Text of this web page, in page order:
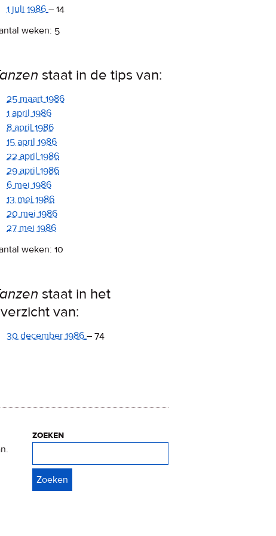
1 juli 1986 – 14
weken: 5
staat in de tips van:
25 maart 1986
1 april 1986
8 april 1986
15 april 1986
22 april 1986
29 april 1986
6 mei 1986
13 mei 1986
20 mei 1986
27 mei 1986
weken: 10
staat in het
van:
30 december 1986 – 74
zoeken